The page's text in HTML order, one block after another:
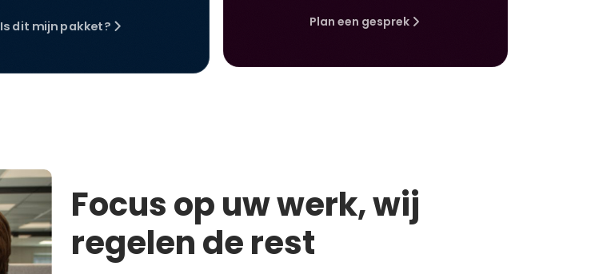
Is dit mijn pakket? Plan een gesprek
Focus op uw werk, wij
regelen de rest